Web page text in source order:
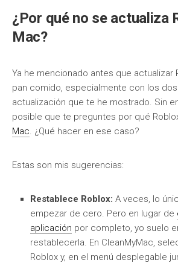
¿Por qué no se actualiza
Mac?
Ya he mencionado antes que actualizar
pan comido, especialmente con los
actualización que te he mostrado. Sin
posible que te preguntes por qué
Mac. ¿Qué hacer en ese caso?
Estas son mis sugerencias:
Restablece Roblox: A veces, lo
empezar de cero. Pero en lugar de
aplicación por completo, yo suelo
restablecerla. En CleanMyMac,
Roblox y, en el menú desplegable